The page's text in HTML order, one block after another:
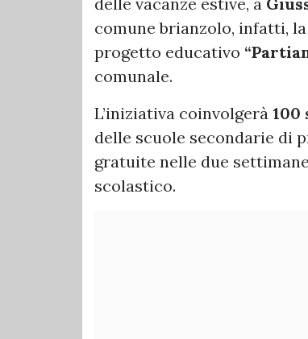
comune brianzolo, infatti,
progetto educativo
comunale.
L’iniziativa coinvolgerà 100
delle scuole secondarie di
gratuite nelle due
scolastico.